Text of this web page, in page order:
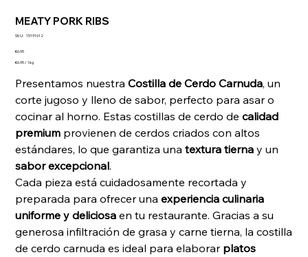
MEATY PORK RIBS
SKU: SKU
15191612
Price
€6.95
€6.95
Kilogram
€6.95 / 1kg
Presentamos nuestraCostilla de Cerdo Carnuda, un
corte jugoso y lleno de sabor, perfecto para asar o
cocinar al horno. Estas costillas de cerdo decalidad
premium provienen de cerdos criados con altos
estándares, lo que garantiza unatextura tierna y un
sabor excepcional.
Cada pieza está cuidadosamente recortada y
preparada para ofrecer unaexperiencia culinaria
uniforme y deliciosa en tu restaurante. Gracias a su
generosa infiltración de grasa y carne tierna, la costilla
de cerdo carnuda es ideal para elaborar platos